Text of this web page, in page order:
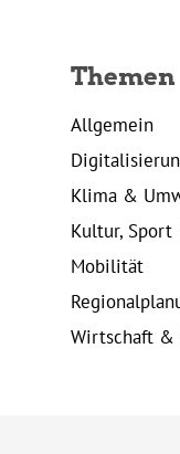
Themen
Allgemein
Klima &
Kultur,
Mobilität
Wirtschaft &